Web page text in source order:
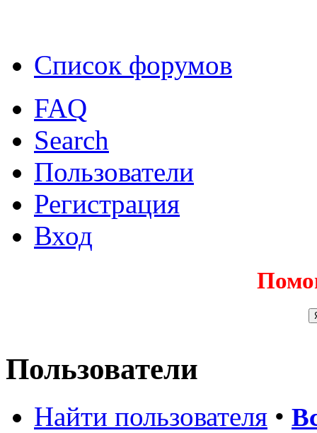
Список форумов
FAQ
Search
Пользователи
Регистрация
Вход
Пользователи
Найти пользователя •